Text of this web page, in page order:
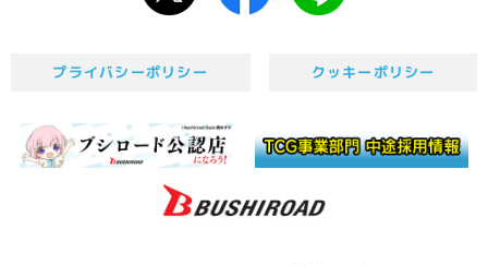
プライバシーポリシー クッキーポリシー